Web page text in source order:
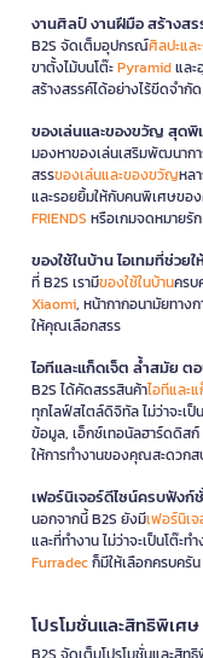
งานศิลป์ งานฝีมือ สร้างสร
B2S จัดเต็มอุปกรณ์ศิลปะแล
ขาตั้งไม้บนโต๊ะPyramidแล
สร้างสรรค์ได้อย่างไร้ขีดจำกัด
ของเล่นและของขวัญ สุดพิ
มองหาของเล่นเสริมพัฒนาก
สรรของเล่นและของขวัญหล
และรอยยิ้มให้กับคนพิเศษขอ
FRIENDS หรือเกมจดหมายรัก
ของใช้ในบ้าน ไอเทมที่ช่วย
ที่ B2S เรามีของใช้ในบ้านครบ
Xiaomi, หน้ากากอนามัยทาง
ให้คุณเลือกสรร
ไอทีและแก็ดเจ็ต ล้ำสมัย ต
B2S ได้คัดสรรสินค้าไอทีและ
ทุกไลฟ์สไตล์ดิจิทัล ไม่ว่าจะเป็
ข้อมูล, เอ็กซ์เทอนัลฮาร์ดดิสก์
ให้การทำงานของคุณสะดวก
เฟอร์นิเจอร์ดีไซน์ครบฟังก์
นอกจากนี้ B2S ยังมีเฟอร์นิเ
และที่ทำงาน ไม่ว่าจะเป็นโต๊ะ
Furradecก็มีให้เลือกครบครัน
โปรโมชั่นและสิทธิพิเศษ